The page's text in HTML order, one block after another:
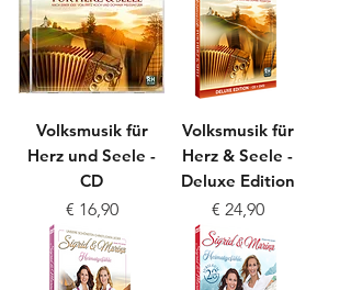
Volksmusik für
Herz und Seele -
CD
Preis
€ 16,90
Volksmusik für
Herz & Seele -
Deluxe Edition
Preis
€ 24,90